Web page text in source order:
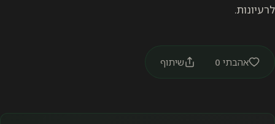
לרעיונות.
אהבתי 0 שיתוף